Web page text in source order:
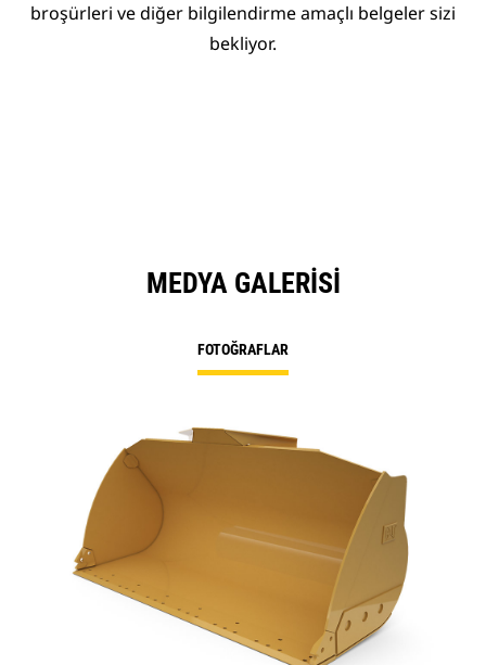
broşürleri ve diğer bilgilendirme amaçlı belgeler sizi
bekliyor.
MEDYA GALERISI
FOTOĞRAFLAR